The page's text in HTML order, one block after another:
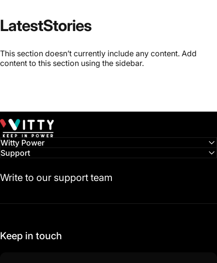
LatestStories
This section doesn’t currently include any content. Add
content to this section using the sidebar.
Witty Power
Witty Power
Support
Write to our support team
Keep in touch